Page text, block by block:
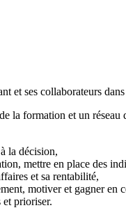
et ses collaborateurs
la formation et un réseau
la décision,
mettre en place des
et sa rentabilité,
motiver et gagner en
et prioriser.